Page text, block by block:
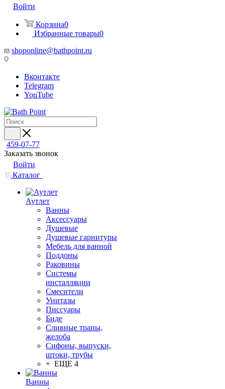
Войти
Корзина0
Избранные товары0
shoponline@bathpoint.ru
Вконтакте
Telegram
YouTube
459-07-77
Заказать звонок
Войти
Каталог
Аутлет
Ванны
Аксессуары
Душевые
Душевые гарнитуры
Мебель для ванной
Поддоны
Раковины
Системы
инсталляции
Смесители
Унитазы
Писсуары
Биде
Сливные трапы,
желоба
Сифоны, выпуски,
штоки, трубы
+ ЕЩЕ 4
Ванны